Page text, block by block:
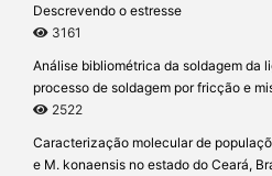
Descrevendo o estresse
3161
Análise bibliométrica da soldagem da
processo de soldagem por fricção e
2522
Caracterização molecular de
e M. konaensis no estado do Ceará,